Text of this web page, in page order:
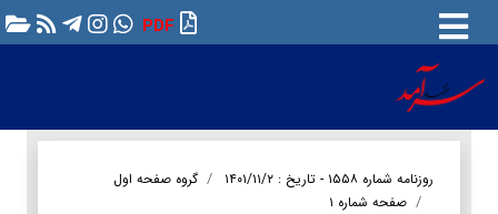
PDF
روزنامه شماره ۱۵۵۸ - تاریخ : ۱۴۰۱/۱۱/۲
گروه صفحه اول
صفحه شماره ۱